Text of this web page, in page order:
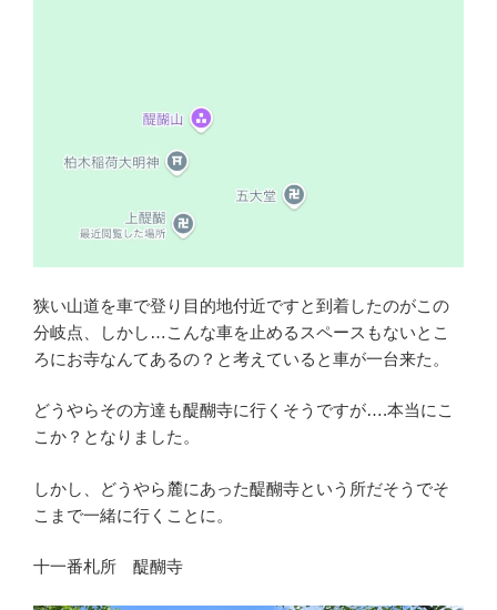
狭い山道を車で登り目的地付近ですと到着したのがこの
分岐点、しかし…こんな車を止めるスペースもないとこ
ろにお寺なんてあるの？と考えていると車が一台来た。
どうやらその方達も醍醐寺に行くそうですが….本当にこ
こか？となりました。
しかし、どうやら麓にあった醍醐寺という所だそうでそ
こまで一緒に行くことに。
十一番札所 醍醐寺